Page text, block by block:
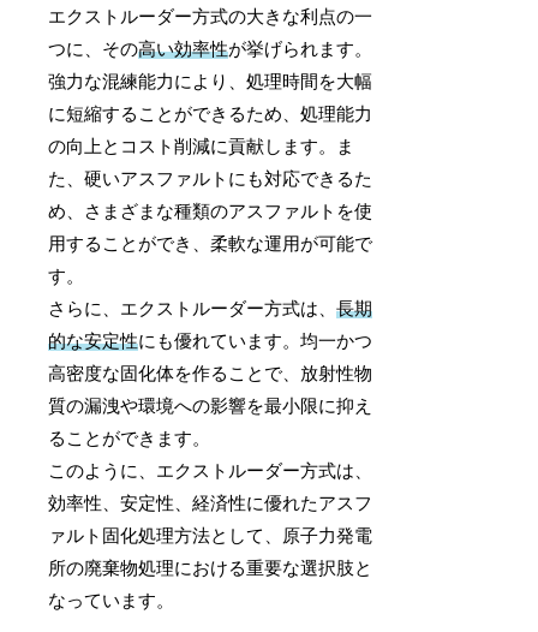
エクストルーダー方式の大きな利点の一
つに、その高い効率性が挙げられます。
強力な混練能力により、処理時間を大幅
に短縮することができるため、処理能力
の向上とコスト削減に貢献します。ま
た、硬いアスファルトにも対応できるた
め、さまざまな種類のアスファルトを使
用することができ、柔軟な運用が可能で
す。
さらに、エクストルーダー方式は、長期
的な安定性にも優れています。均一かつ
高密度な固化体を作ることで、放射性物
質の漏洩や環境への影響を最小限に抑え
ることができます。
このように、エクストルーダー方式は、
効率性、安定性、経済性に優れたアスフ
ァルト固化処理方法として、原子力発電
所の廃棄物処理における重要な選択肢と
なっています。